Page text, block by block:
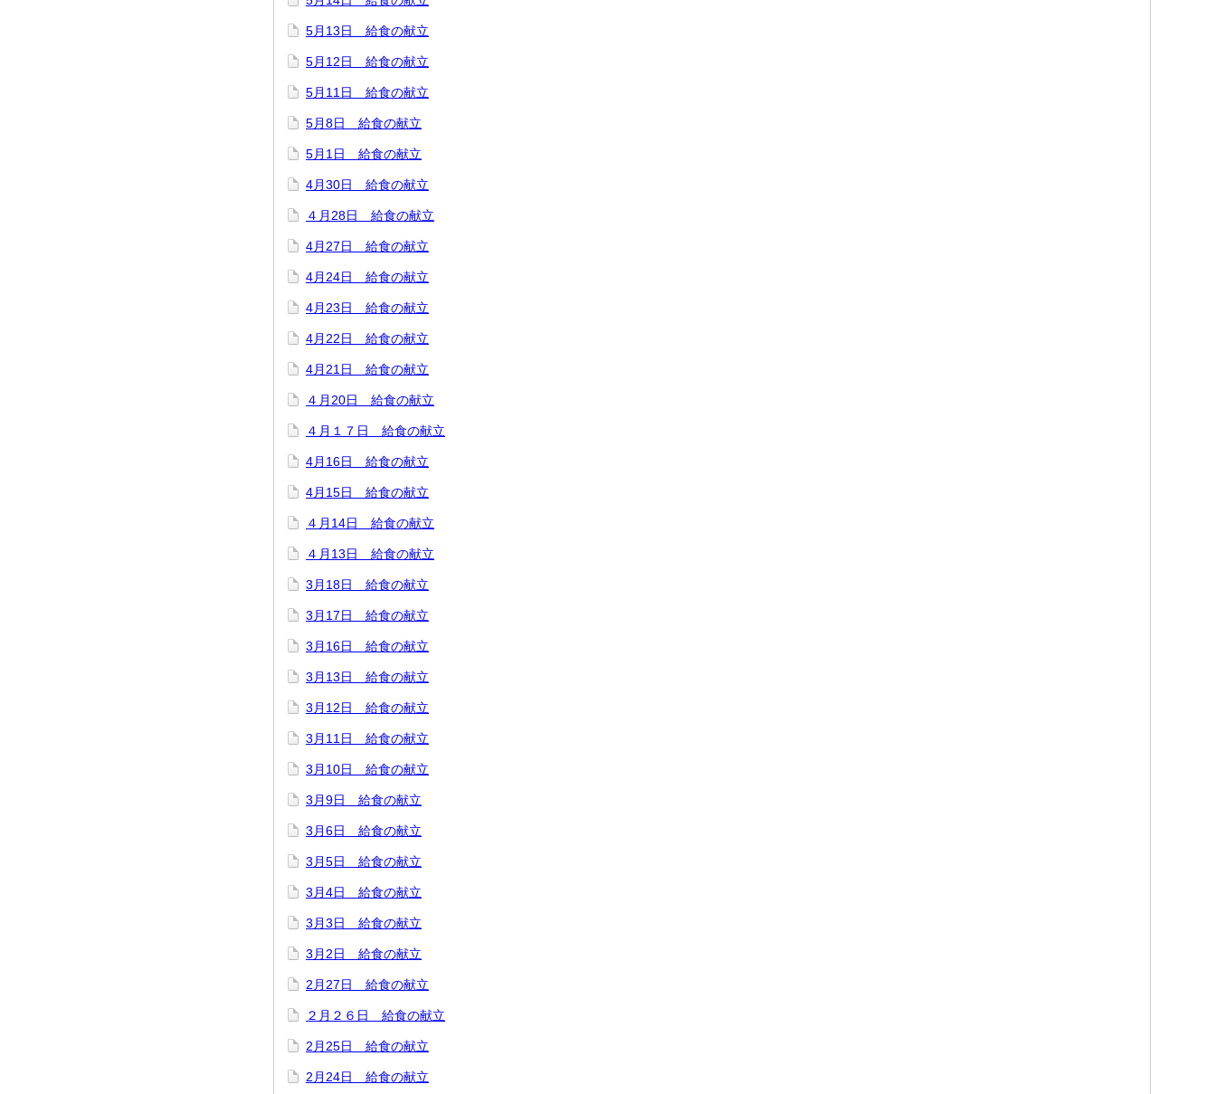
5月13日 給食の献立
5月12日 給食の献立
5月11日 給食の献立
5月8日 給食の献立
5月1日 給食の献立
4月30日 給食の献立
４月28日 給食の献立
4月27日 給食の献立
4月24日 給食の献立
4月23日 給食の献立
4月22日 給食の献立
4月21日 給食の献立
４月20日 給食の献立
４月１７日 給食の献立
4月16日 給食の献立
4月15日 給食の献立
４月14日 給食の献立
４月13日 給食の献立
3月18日 給食の献立
3月17日 給食の献立
3月16日 給食の献立
3月13日 給食の献立
3月12日 給食の献立
3月11日 給食の献立
3月10日 給食の献立
3月9日 給食の献立
3月6日 給食の献立
3月5日 給食の献立
3月4日 給食の献立
3月3日 給食の献立
3月2日 給食の献立
2月27日 給食の献立
２月２６日 給食の献立
2月25日 給食の献立
2月24日 給食の献立